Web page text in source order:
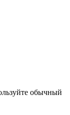
обычный